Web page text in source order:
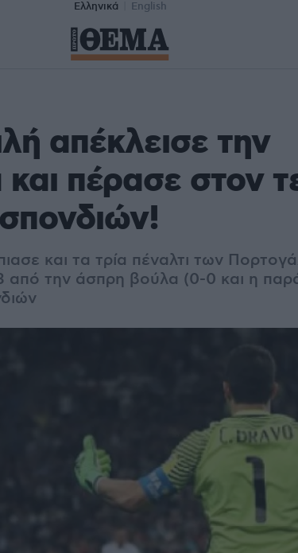
Ελληνικά English
απέκλεισε την
πέρασε στον
και τα τρία πέναλτι των
από την άσπρη βούλα (0-0 και η